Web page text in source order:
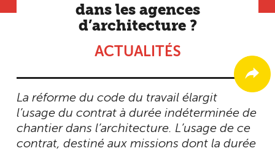
dans les agences
d’architecture ?
ACTUALITÉS
La réforme du code du travail élargit
l’usage du contrat à durée indéterminée de
chantier dans l’architecture. L’usage de ce
contrat, destiné aux missions dont la durée